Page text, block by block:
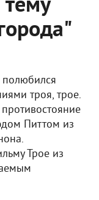
троя, трое.
Питтом из
Трое из